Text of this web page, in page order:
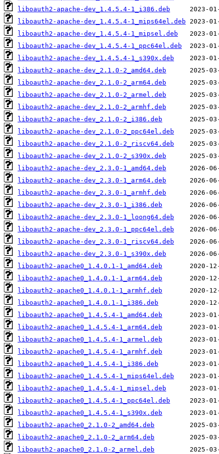
liboauth2-apache-dev_1.4.5.4-1_i386.deb
liboauth2-apache-dev_1.4.5.4-1_mips64el.deb
liboauth2-apache-dev_1.4.5.4-1_mipsel.deb
liboauth2-apache-dev_1.4.5.4-1_ppc64el.deb
liboauth2-apache-dev_1.4.5.4-1_s390x.deb
liboauth2-apache-dev_2.1.0-2_amd64.deb
liboauth2-apache-dev_2.1.0-2_arm64.deb
liboauth2-apache-dev_2.1.0-2_armel.deb
liboauth2-apache-dev_2.1.0-2_armhf.deb
liboauth2-apache-dev_2.1.0-2_i386.deb
liboauth2-apache-dev_2.1.0-2_ppc64el.deb
liboauth2-apache-dev_2.1.0-2_riscv64.deb
liboauth2-apache-dev_2.1.0-2_s390x.deb
liboauth2-apache-dev_2.3.0-1_amd64.deb
liboauth2-apache-dev_2.3.0-1_arm64.deb
liboauth2-apache-dev_2.3.0-1_armhf.deb
liboauth2-apache-dev_2.3.0-1_i386.deb
liboauth2-apache-dev_2.3.0-1_loong64.deb
liboauth2-apache-dev_2.3.0-1_ppc64el.deb
liboauth2-apache-dev_2.3.0-1_riscv64.deb
liboauth2-apache-dev_2.3.0-1_s390x.deb
liboauth2-apache0_1.4.0.1-1_amd64.deb
liboauth2-apache0_1.4.0.1-1_arm64.deb
liboauth2-apache0_1.4.0.1-1_armhf.deb
liboauth2-apache0_1.4.0.1-1_i386.deb
liboauth2-apache0_1.4.5.4-1_amd64.deb
liboauth2-apache0_1.4.5.4-1_arm64.deb
liboauth2-apache0_1.4.5.4-1_armel.deb
liboauth2-apache0_1.4.5.4-1_armhf.deb
liboauth2-apache0_1.4.5.4-1_i386.deb
liboauth2-apache0_1.4.5.4-1_mips64el.deb
liboauth2-apache0_1.4.5.4-1_mipsel.deb
liboauth2-apache0_1.4.5.4-1_ppc64el.deb
liboauth2-apache0_1.4.5.4-1_s390x.deb
liboauth2-apache0_2.1.0-2_amd64.deb
liboauth2-apache0_2.1.0-2_arm64.deb
liboauth2-apache0_2.1.0-2_armel.deb